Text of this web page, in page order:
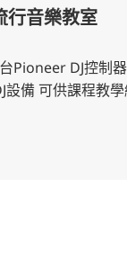
行音樂教室
Pioneer DJ控制
設備 可供課程教